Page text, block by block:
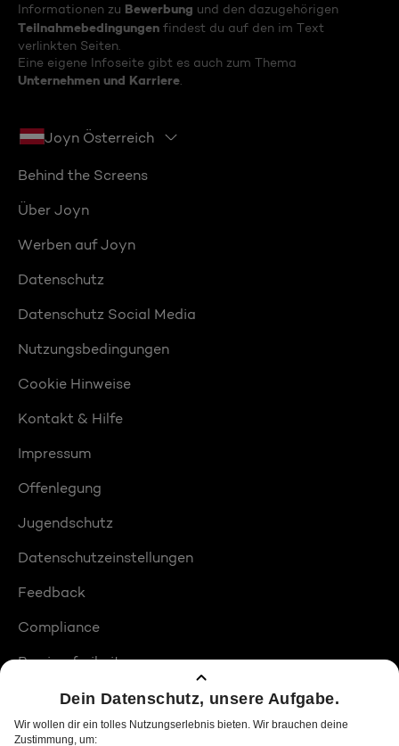
Informationen zu Bewerbung und den dazugehörigen
Teilnahmebedingungen findest du auf den im Text
verlinkten Seiten.
Eine eigene Infoseite gibt es auch zum Thema
Unternehmen und Karriere
Joyn Österreich
Behind the Screens
Über Joyn
Werben auf Joyn
Datenschutz
Datenschutz Social Media
Nutzungsbedingungen
Cookie Hinweise
Kontakt & Hilfe
Impressum
Offenlegung
Jugendschutz
Datenschutzeinstellungen
Feedback
Compliance
Barrierefreiheit
Produktplatzierungen